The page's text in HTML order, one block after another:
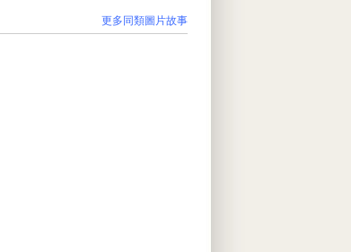
更多同類圖片故事